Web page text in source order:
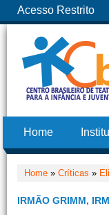
Acesso Restrito
Home
Home » Críticas »
IRMÃO GRIMM,